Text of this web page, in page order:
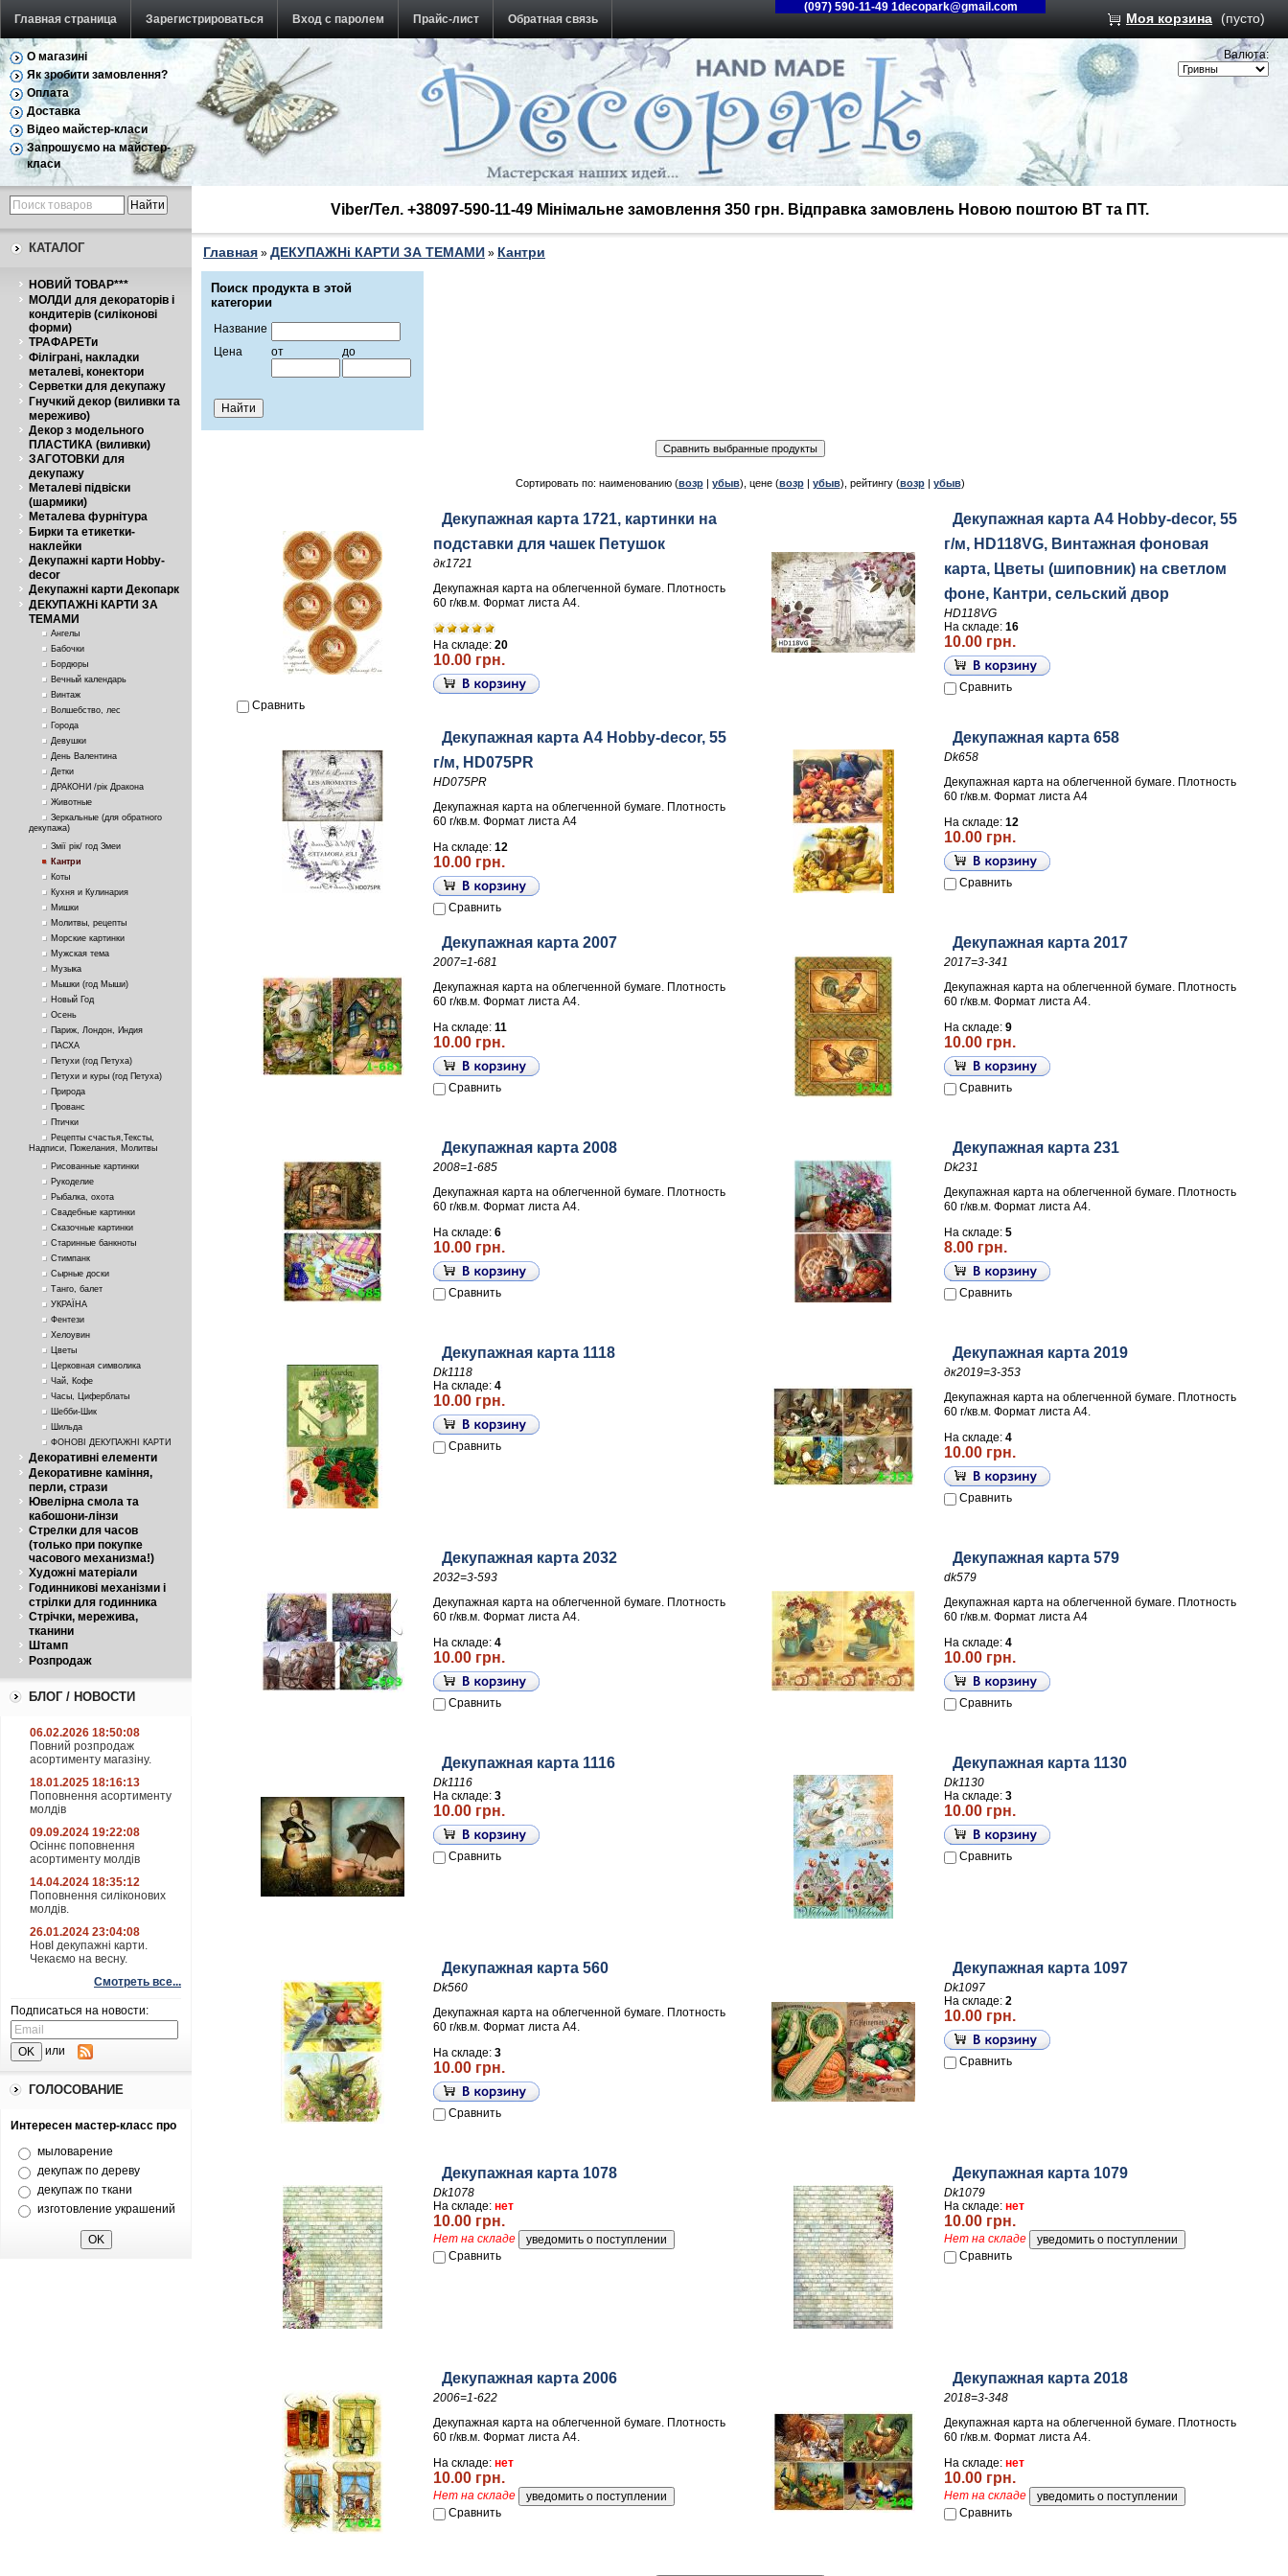
Главная страница Зарегистрироваться Вход с паролем Прайс-лист Обратная связь
(097) 590-11-49 1decopark@gmail.com
Моя корзина (пусто)
О магазині
Як зробити замовлення?
Оплата
Доставка
Відео майстер-класи
Запрошуємо на майстер-
класи
Валюта:
КАТАЛОГ
НОВИЙ ТОВАР***
МОЛДИ для декораторів і
кондитерів (силіконові
форми)
ТРАФАРЕТи
Філіграні, накладки
металеві, конектори
Серветки для декупажу
Гнучкий декор (виливки та
мереживо)
Декор з модельного
ПЛАСТИКА (виливки)
ЗАГОТОВКИ для
декупажу
Металеві підвіски
(шармики)
Металева фурнітура
Бирки та етикетки-
наклейки
Декупажні карти Hobby-
decor
Декупажні карти Декопарк
ДЕКУПАЖНі КАРТИ ЗА
ТЕМАМИ
Ангелы
Бабочки
Бордюры
Вечный календарь
Винтаж
Волшебство, лес
Города
Девушки
День Валентина
Детки
ДРАКОНИ /рік Дракона
Животные
Зеркальные (для обратного
декупажа)
Змії рік/ год Змеи
Кантри
Коты
Кухня и Кулинария
Мишки
Молитвы, рецепты
Морские картинки
Мужская тема
Музыка
Мышки (год Мыши)
Новый Год
Осень
Париж, Лондон, Индия
ПАСХА
Петухи (год Петуха)
Петухи и куры (год Петуха)
Природа
Прованс
Птички
Рецепты счастья,Тексты,
Надписи, Пожелания, Молитвы
Рисованные картинки
Рукоделие
Рыбалка, охота
Свадебные картинки
Сказочные картинки
Старинные банкноты
Стимпанк
Сырные доски
Танго, балет
УКРАЇНА
Фентези
Хелоувин
Цветы
Церковная символика
Чай, Кофе
Часы, Циферблаты
Шебби-Шик
Шильда
ФОНОВІ ДЕКУПАЖНІ КАРТИ
Декоративні елементи
Декоративне каміння,
перли, стрази
Ювелірна смола та
кабошони-лінзи
Стрелки для часов
(только при покупке
часового механизма!)
Художні матеріали
Годинникові механізми і
стрілки для годинника
Стрічки, мережива,
тканини
Штамп
Розпродаж
БЛОГ / НОВОСТИ
06.02.2026 18:50:08
Повний розпродаж
асортименту магазіну.
18.01.2025 18:16:13
Поповнення асортименту
молдів
09.09.2024 19:22:08
Осіннє поповнення
асортименту молдів
14.04.2024 18:35:12
Поповнення силіконових
молдів.
26.01.2024 23:04:08
НовІ декупажні карти.
Чекаємо на весну.
Смотреть все...
Подписаться на новости:
или
ГОЛОСОВАНИЕ
Интересен мастер-класс про
мыловарение
декупаж по дереву
декупаж по ткани
изготовление украшений
Viber/Тел. +38097-590-11-49 Мінімальне замовлення 350 грн. Відправка замовлень Новою поштою ВТ та ПТ.
Главная » ДЕКУПАЖНі КАРТИ ЗА ТЕМАМИ » Кантри
Поиск продукта в этой
категории
Название
Цена
от до
Сортировать по: наименованию (возр| убыв), цене (возр| убыв), рейтингу (возр| убыв)
Декупажная карта 1721, картинки на
подставки для чашек Петушок
дк1721
Декупажная карта на облегченной бумаге. Плотность
60 г/кв.м. Формат листа А4.
На складе: 20
10.00 грн.
Сравнить
Декупажная карта А4 Hobby-decor, 55
г/м, HD118VG, Винтажная фоновая
карта, Цветы (шиповник) на светлом
фоне, Кантри, сельский двор
HD118VG
На складе: 16
10.00 грн.
Сравнить
Декупажная карта А4 Hobby-decor, 55
г/м, HD075PR
HD075PR
Декупажная карта на облегченной бумаге. Плотность
60 г/кв.м. Формат листа А4
На складе: 12
10.00 грн.
Сравнить
Декупажная карта 658
Dk658
Декупажная карта на облегченной бумаге. Плотность
60 г/кв.м. Формат листа А4
На складе: 12
10.00 грн.
Сравнить
Декупажная карта 2007
2007=1-681
Декупажная карта на облегченной бумаге. Плотность
60 г/кв.м. Формат листа А4.
На складе: 11
10.00 грн.
Сравнить
Декупажная карта 2017
2017=3-341
Декупажная карта на облегченной бумаге. Плотность
60 г/кв.м. Формат листа А4.
На складе: 9
10.00 грн.
Сравнить
Декупажная карта 2008
2008=1-685
Декупажная карта на облегченной бумаге. Плотность
60 г/кв.м. Формат листа А4.
На складе: 6
10.00 грн.
Сравнить
Декупажная карта 231
Dk231
Декупажная карта на облегченной бумаге. Плотность
60 г/кв.м. Формат листа А4.
На складе: 5
8.00 грн.
Сравнить
Декупажная карта 1118
Dk1118
На складе: 4
10.00 грн.
Сравнить
Декупажная карта 2019
дк2019=3-353
Декупажная карта на облегченной бумаге. Плотность
60 г/кв.м. Формат листа А4.
На складе: 4
10.00 грн.
Сравнить
Декупажная карта 2032
2032=3-593
Декупажная карта на облегченной бумаге. Плотность
60 г/кв.м. Формат листа А4.
На складе: 4
10.00 грн.
Сравнить
Декупажная карта 579
dk579
Декупажная карта на облегченной бумаге. Плотность
60 г/кв.м. Формат листа А4
На складе: 4
10.00 грн.
Сравнить
Декупажная карта 1116
Dk1116
На складе: 3
10.00 грн.
Сравнить
Декупажная карта 1130
Dk1130
На складе: 3
10.00 грн.
Сравнить
Декупажная карта 560
Dk560
Декупажная карта на облегченной бумаге. Плотность
60 г/кв.м. Формат листа А4.
На складе: 3
10.00 грн.
Сравнить
Декупажная карта 1097
Dk1097
На складе: 2
10.00 грн.
Сравнить
Декупажная карта 1078
Dk1078
На складе: нет
10.00 грн.
Нет на складе
Сравнить
Декупажная карта 1079
Dk1079
На складе: нет
10.00 грн.
Нет на складе
Сравнить
Декупажная карта 2006
2006=1-622
Декупажная карта на облегченной бумаге. Плотность
60 г/кв.м. Формат листа А4.
На складе: нет
10.00 грн.
Нет на складе
Сравнить
Декупажная карта 2018
2018=3-348
Декупажная карта на облегченной бумаге. Плотность
60 г/кв.м. Формат листа А4.
На складе: нет
10.00 грн.
Нет на складе
Сравнить